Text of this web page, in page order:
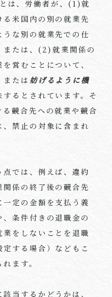
、労働者が、(1)就
米国内の別の就業先
な別の就業先での仕
または、(2)就業関係の
営むことについて、
または 妨げるように機
るとされています。そ
競合先への就業や競合
禁止の対象に含まれ
点では、例えば、違約
係の終了後の競合先
定の金額を支払う義
条件付きの退職金の
をしないことを退職
する場合）などもこ
ます。
当するかどうかは、